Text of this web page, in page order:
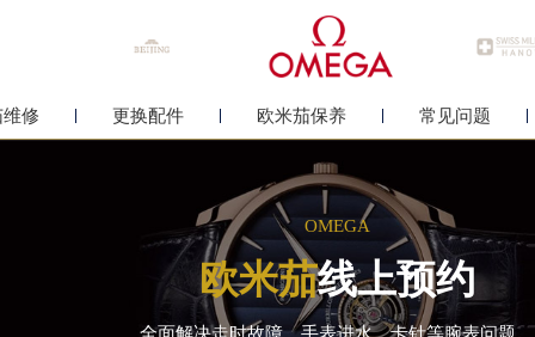
修 更换配件 欧米茄保养 常见问题
OMEGA
欧米茄线上预约